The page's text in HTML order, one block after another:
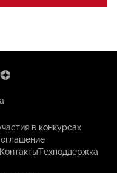
в конкурсах
КонтактыТехподдержка